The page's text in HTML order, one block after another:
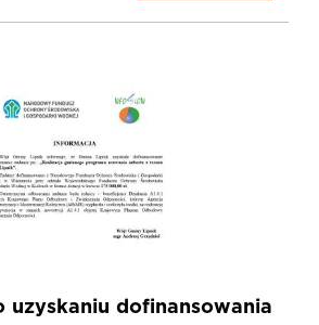
uzyskaniu dofinansowania